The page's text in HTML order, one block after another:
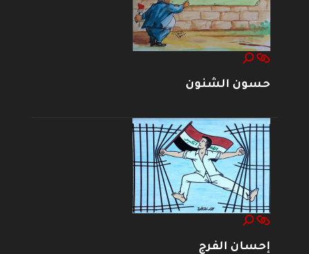
حسون الشنون
إحسان الفرج